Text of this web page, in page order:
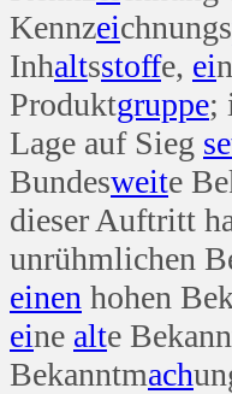
Kennzeichnungs
Inhaltsstoffe, ei
Produktgruppe;
Lage auf Sieg
Bundesweite
dieser Auftritt
unrühmlichen
einen hohen
eine alte
Bekanntmach